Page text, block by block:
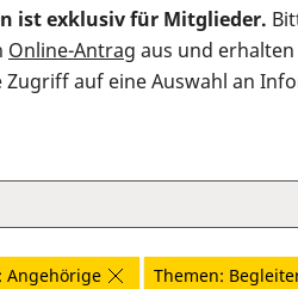
ist exklusiv für Mitglieder.
Online-Antrag aus und
Zugriff auf eine Auswahl an
Angehörige Themen: